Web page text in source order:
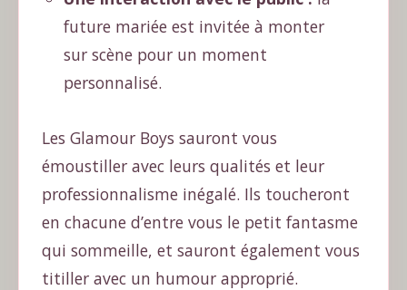
future mariée est invitée à monter
sur scène pour un moment
personnalisé.
Les Glamour Boys sauront vous
émoustiller avec leurs qualités et leur
professionnalisme inégalé. Ils toucheront
en chacune d’entre vous le petit fantasme
qui sommeille, et sauront également vous
titiller avec un humour approprié.